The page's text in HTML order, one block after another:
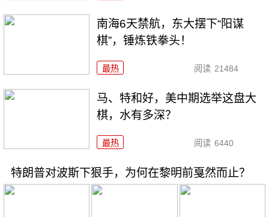
南海6天禁航，东大摆下“阳谋
棋”，锤炼铁拳头！
最热 阅读 21484
马、特和好，美中期选举这盘大
棋，水有多深？
最热 阅读 6440
特朗普对波斯下狠手，为何在黎明前戛然而止？